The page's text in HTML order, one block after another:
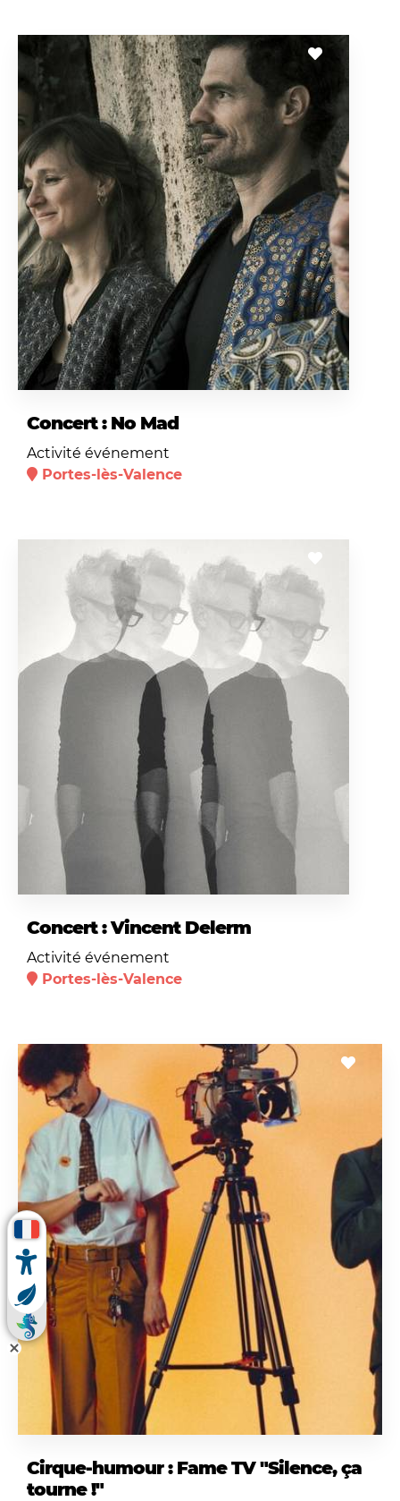
Concert : No Mad
Activité événement
Portes-lès-Valence
Concert : Vincent Delerm
Activité événement
Portes-lès-Valence
Cirque-humour : Fame TV "Silence, ça
tourne !"